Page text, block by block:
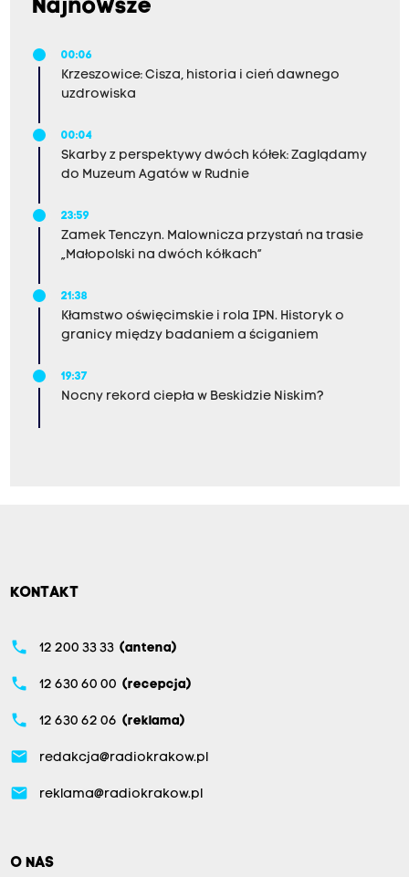
Najnowsze
00:06
Krzeszowice: Cisza, historia i cień dawnego
uzdrowiska
00:04
Skarby z perspektywy dwóch kółek: Zaglądamy
do Muzeum Agatów w Rudnie
23:59
Zamek Tenczyn. Malownicza przystań na trasie
„Małopolski na dwóch kółkach”
21:38
Kłamstwo oświęcimskie i rola IPN. Historyk o
granicy między badaniem a ściganiem
19:37
Nocny rekord ciepła w Beskidzie Niskim?
KONTAKT
phone 12 200 33 33 (antena)
phone 12 630 60 00 (recepcja)
phone 12 630 62 06 (reklama)
email redakcja@radiokrakow.pl
email reklama@radiokrakow.pl
O NAS